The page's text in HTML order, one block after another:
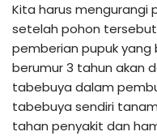
Kita harus mengurangi
setelah pohon
pemberian pupuk
berumur 3 tahun akan
tabebuya dalam
tabebuya sendiri
tahan penyakit dan